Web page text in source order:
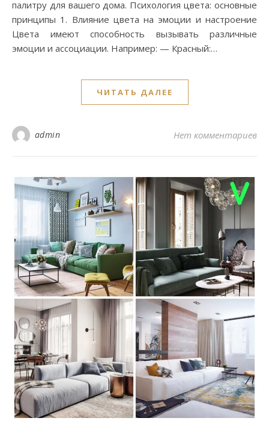
палитру для вашего дома. Психология цвета: основные
принципы 1. Влияние цвета на эмоции и настроение
Цвета имеют способность вызывать различные
эмоции и ассоциации. Например: — Красный:…
ЧИТАТЬ ДАЛЕЕ
admin Нет комментариев